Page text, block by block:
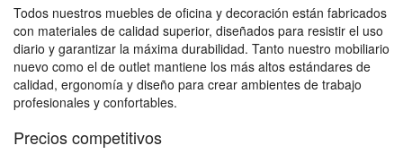
Todos nuestros muebles de oficina y decoración están fabricados
con materiales de calidad superior, diseñados para resistir el uso
diario y garantizar la máxima durabilidad. Tanto nuestro mobiliario
nuevo como el de outlet mantiene los más altos estándares de
calidad, ergonomía y diseño para crear ambientes de trabajo
profesionales y confortables.
Precios competitivos